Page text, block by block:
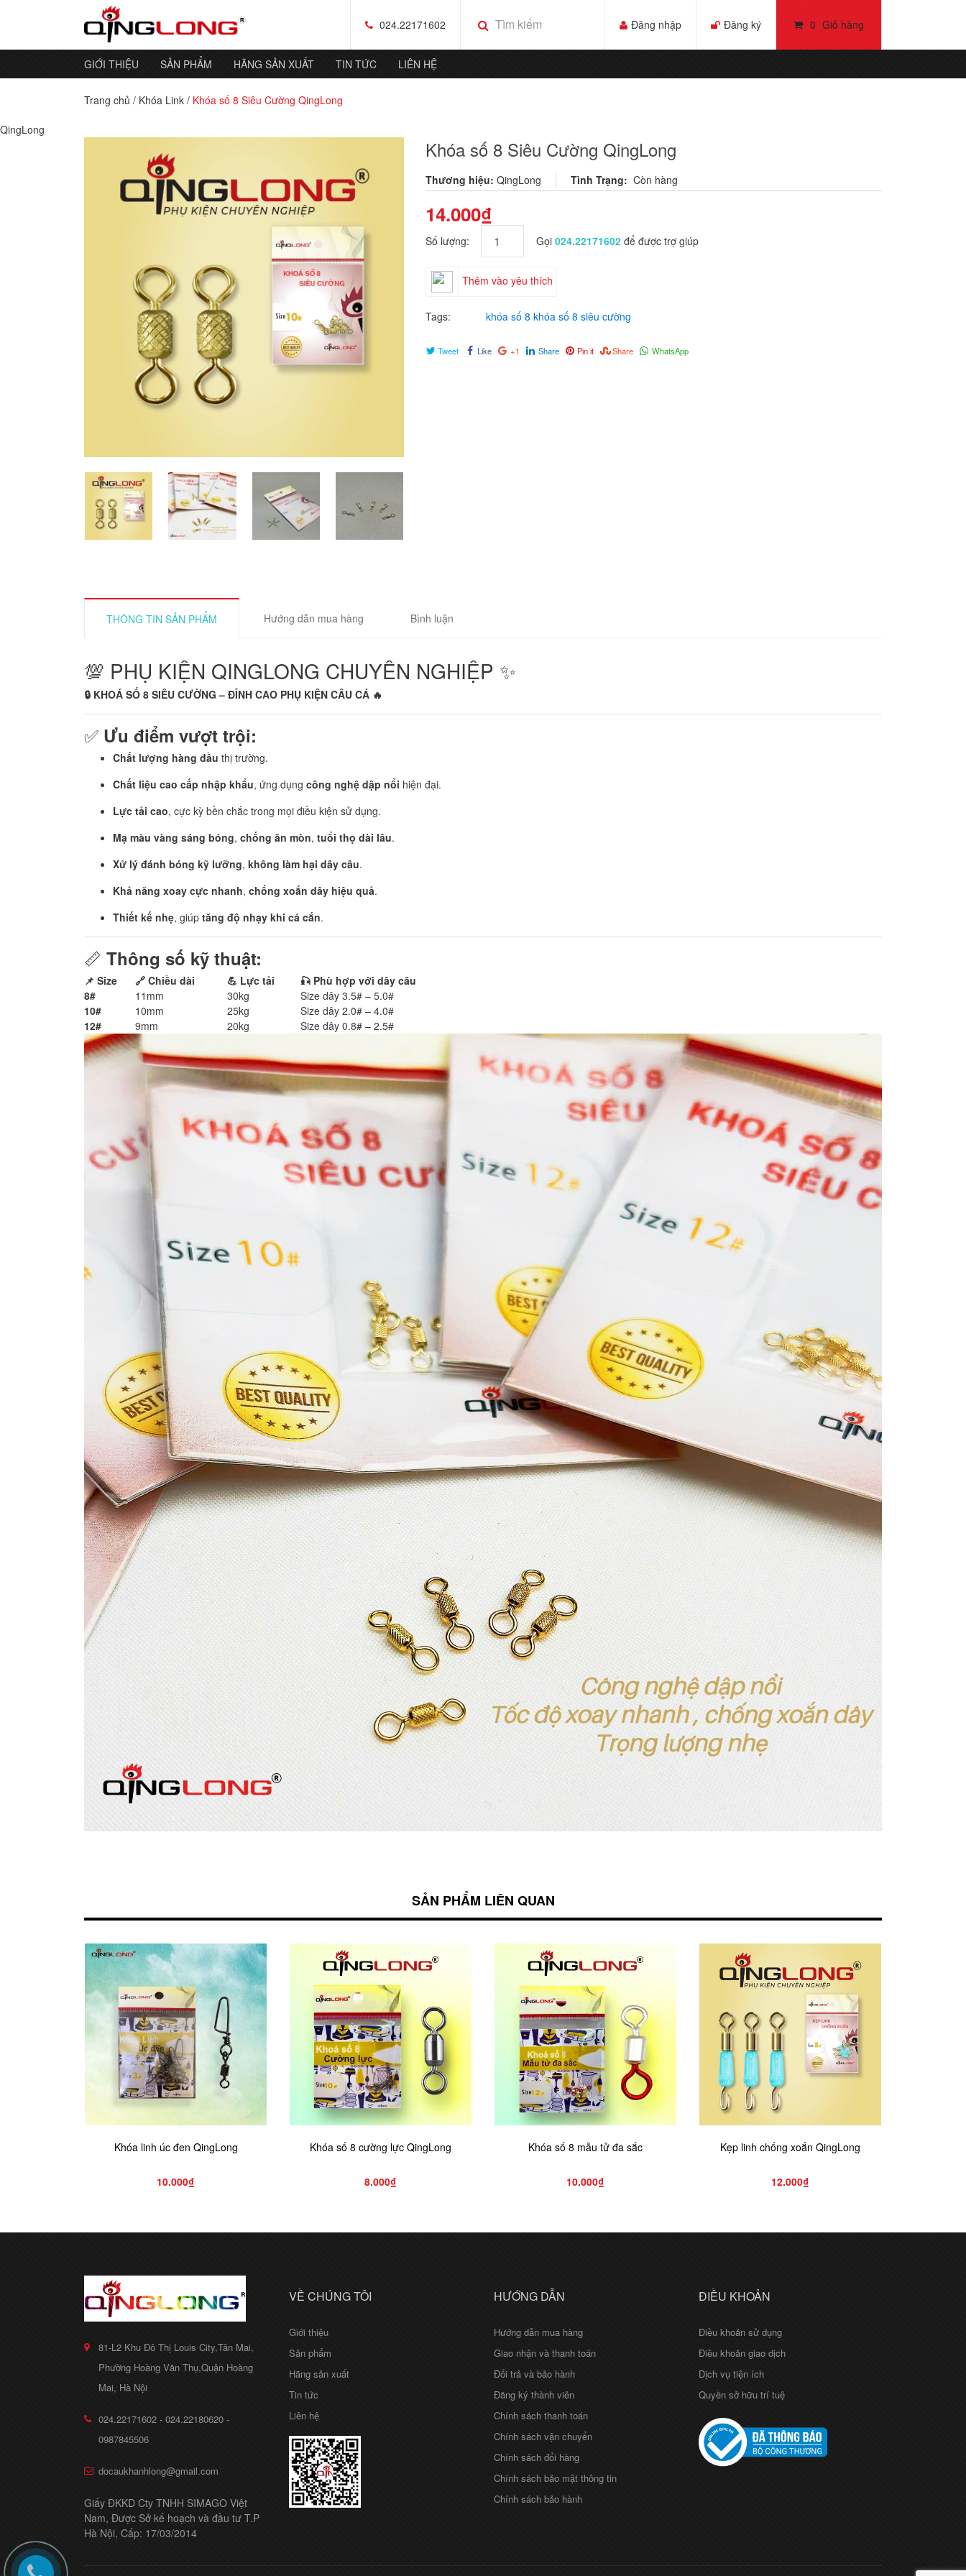
0 Giỏ hàng
024.22171602 Đăng nhập Đăng ký
GIỚI THIỆU SẢN PHẨM HÃNG SẢN XUẤT TIN TỨC LIÊN HỆ
Trang chủ / Khóa Link / Khóa số 8 Siêu Cường QingLong
QingLong
Khóa số 8 Siêu Cường QingLong
Thương hiệu: QingLong Tình Trạng: Còn hàng
14.000₫
Số lượng: Gọi 024.22171602 để được trợ giúp
Thêm vào yêu thích
Tags: khóa số 8 khóa số 8 siêu cường
Tweet Like +1 Share Pin it Share WhatsApp
THÔNG TIN SẢN PHẨM Hướng dẫn mua hàng Bình luận
💯 PHỤ KIỆN QINGLONG CHUYÊN NGHIỆP ✨
🔒 KHOÁ SỐ 8 SIÊU CƯỜNG – ĐỈNH CAO PHỤ KIỆN CÂU CÁ 🔥
✅ Ưu điểm vượt trội:
Chất lượng hàng đầu thị trường.
Chất liệu cao cấp nhập khẩu, ứng dụng công nghệ dập nổi hiện đại.
Lực tải cao, cực kỳ bền chắc trong mọi điều kiện sử dụng.
Mạ màu vàng sáng bóng, chống ăn mòn, tuổi thọ dài lâu.
Xử lý đánh bóng kỹ lưỡng, không làm hại dây câu.
Khả năng xoay cực nhanh, chống xoắn dây hiệu quả.
Thiết kế nhẹ, giúp tăng độ nhạy khi cá cắn.
📏 Thông số kỹ thuật:
📌 Size 🔗 Chiều dài 💪 Lực tải
🎣 Phù hợp với dây câu
8#
11mm 30kg
Size dây 3.5# – 5.0#
10#
10mm 25kg
Size dây 2.0# – 4.0#
12#
9mm 20kg Size dây 0.8# – 2.5#
SẢN PHẨM LIÊN QUAN
Khóa linh úc đen QingLong
10.000₫
Khóa số 8 cường lực QingLong
8.000₫
Khóa số 8 mẫu tử đa sắc
10.000₫
Kẹp linh chống xoắn QingLong
12.000₫
81-L2 Khu Đô Thị Louis City,Tân Mai,
Phường Hoàng Văn Thụ,Quận Hoàng
Mai, Hà Nội
024.22171602 - 024.22180620 -
0987845506
docaukhanhlong@gmail.com
Giấy ĐKKD Cty TNHH SIMAGO Việt
Nam, Được Sở kế hoạch và đầu tư T.P
Hà Nội, Cấp: 17/03/2014
VỀ CHÚNG TÔI
Giới thiệu
Sản phẩm
Hãng sản xuất
Tin tức
Liên hệ
HƯỚNG DẪN
Hướng dẫn mua hàng
Giao nhận và thanh toán
Đổi trả và bảo hành
Đăng ký thành viên
Chính sách thanh toán
Chính sách vận chuyển
Chính sách đổi hàng
Chính sách bảo mật thông tin
Chính sách bảo hành
ĐIỀU KHOẢN
Điều khoản sử dụng
Điều khoản giao dịch
Dịch vụ tiện ích
Quyền sở hữu trí tuệ